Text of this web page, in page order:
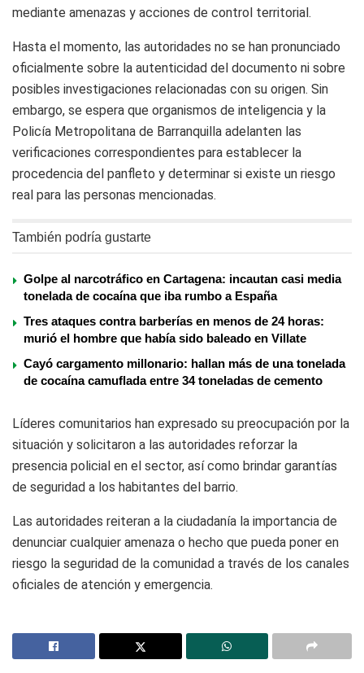
mediante amenazas y acciones de control territorial.
Hasta el momento, las autoridades no se han pronunciado
oficialmente sobre la autenticidad del documento ni sobre
posibles investigaciones relacionadas con su origen. Sin
embargo, se espera que organismos de inteligencia y la
Policía Metropolitana de Barranquilla adelanten las
verificaciones correspondientes para establecer la
procedencia del panfleto y determinar si existe un riesgo
real para las personas mencionadas.
También podría gustarte
Golpe al narcotráfico en Cartagena: incautan casi media
tonelada de cocaína que iba rumbo a España
Tres ataques contra barberías en menos de 24 horas:
murió el hombre que había sido baleado en Villate
Cayó cargamento millonario: hallan más de una tonelada
de cocaína camuflada entre 34 toneladas de cemento
Líderes comunitarios han expresado su preocupación por la
situación y solicitaron a las autoridades reforzar la
presencia policial en el sector, así como brindar garantías
de seguridad a los habitantes del barrio.
Las autoridades reiteran a la ciudadanía la importancia de
denunciar cualquier amenaza o hecho que pueda poner en
riesgo la seguridad de la comunidad a través de los canales
oficiales de atención y emergencia.